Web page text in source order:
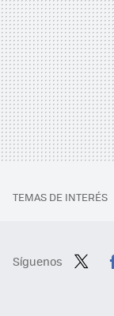
TEMAS DE INTERÉS
Síguenos